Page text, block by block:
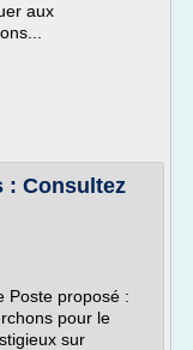
aux
: Consultez
Poste proposé :
pour le
sur